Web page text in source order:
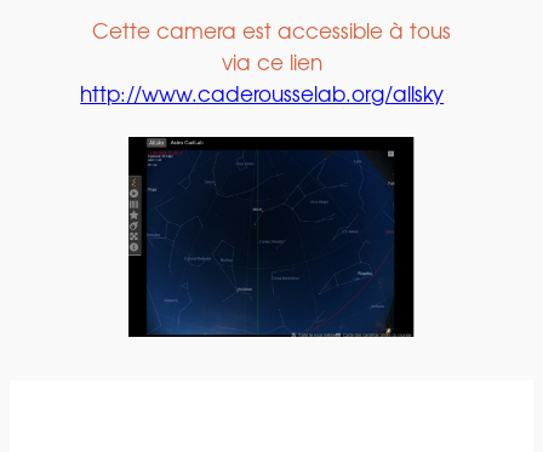
Cette camera est accessible à tous
via ce lien
http://www.caderousselab.org/allsky